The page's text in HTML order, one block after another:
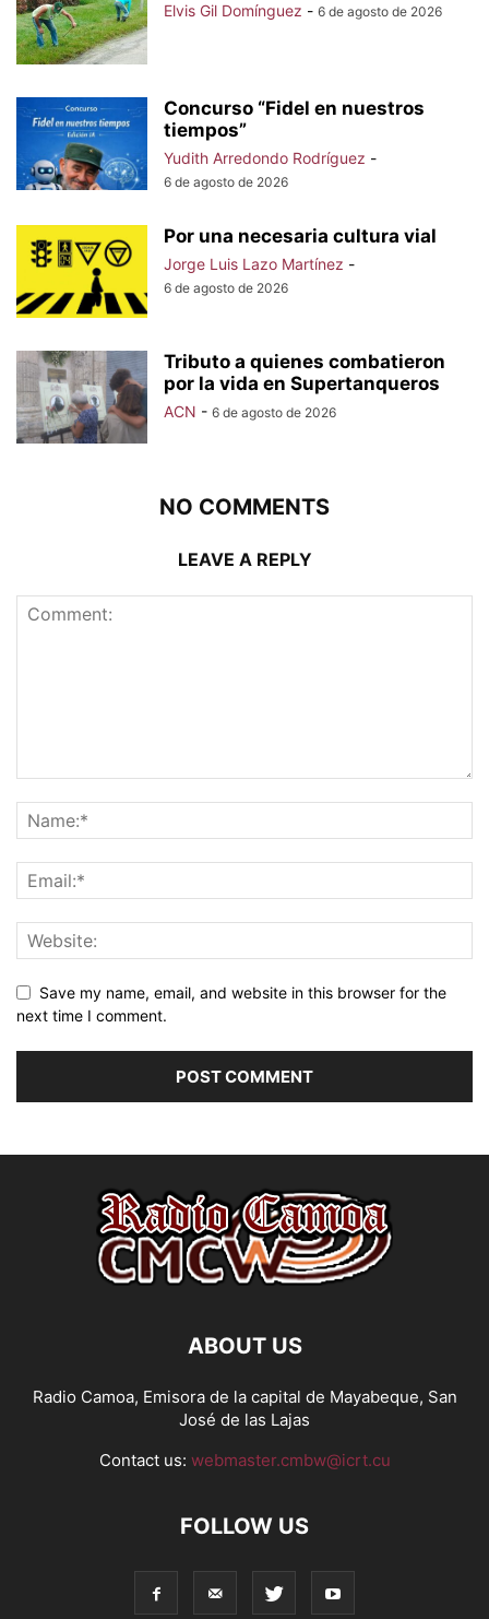
Elvis Gil Domínguez - 6 de agosto de 2026
Concurso “Fidel en nuestros
tiempos”
Yudith Arredondo Rodríguez -
6 de agosto de 2026
Por una necesaria cultura vial
Jorge Luis Lazo Martínez -
6 de agosto de 2026
Tributo a quienes combatieron
por la vida en Supertanqueros
ACN - 6 de agosto de 2026
NO COMMENTS
LEAVE A REPLY
Save my name, email, and website in this browser for the
next time I comment.
ABOUT US
Radio Camoa, Emisora de la capital de Mayabeque, San
José de las Lajas
Contact us: webmaster.cmbw@icrt.cu
FOLLOW US